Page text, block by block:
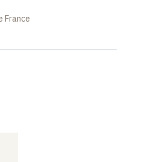
France